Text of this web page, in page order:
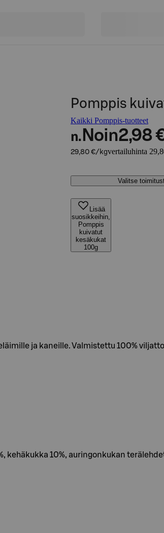
Pomppis
Kaikki Pomppis-tuotteet
n. Noin2,98
29,80 €/kgvertailuhinta
Valitse
Lisää
suosikkeihin,
Pomppis
kuivatut
kesäkukat
100g
ja kaneille. Valmistettu 100%
10%, auringonkukan